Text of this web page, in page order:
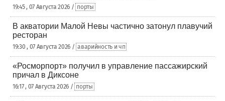
19:45 , 07 Августа 2026 / порты
В акватории Малой Невы частично затонул плавучий
ресторан
19:30 , 07 Августа 2026 / аварийность и чп
«Росморпорт» получил в управление пассажирский
причал в Диксоне
16:17 , 07 Августа 2026 / порты